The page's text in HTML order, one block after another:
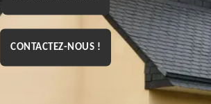
CONTACTEZ-NOUS !